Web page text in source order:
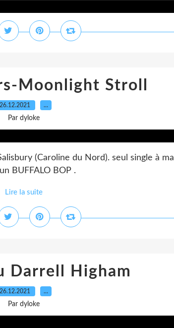
Moonlight Stroll
26.12.2021 …
Par dyloke
(Caroline du Nord). seul single à ma
BUFFALO BOP .
Lire la suite
Darrell Higham
26.12.2021 …
Par dyloke